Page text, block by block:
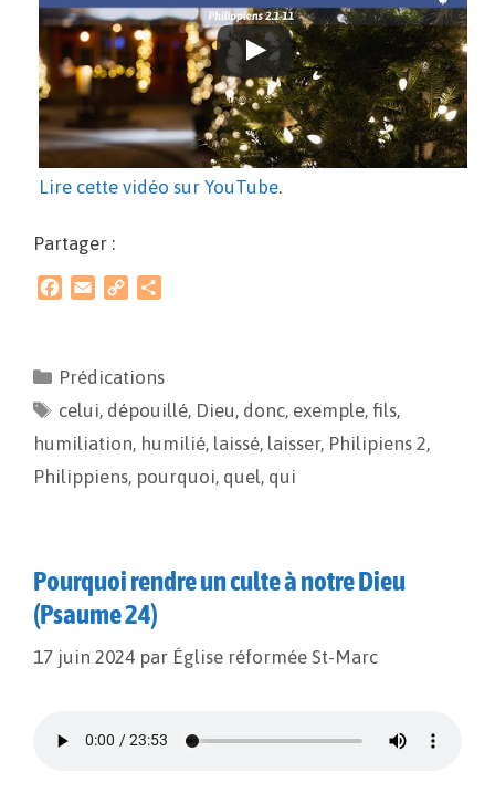
Lire cette vidéo sur YouTube.
Partager :
b
o
l
L
i
k
a
g
Prédications
celui, dépouillé, Dieu, donc, exemple,fils,
humiliation, humilié, laissé, laisser, Philipiens 2,
Philippiens, pourquoi, quel, qui
Pourquoi rendre un culte à notre Dieu
(Psaume 24)
17 juin 2024 par Église réformée St-Marc